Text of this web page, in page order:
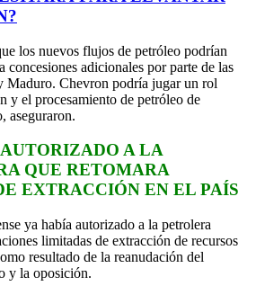
los nuevos flujos de petróleo podrían
concesiones adicionales por parte de las
Maduro. Chevron podría jugar un rol
y el procesamiento de petróleo de
aseguraron.
A LA
QUE RETOMARA
EXTRACCIÓN EN EL PAÍS
ya había autorizado a la petrolera
limitadas de extracción de recursos
resultado de la reanudación del
y la oposición.